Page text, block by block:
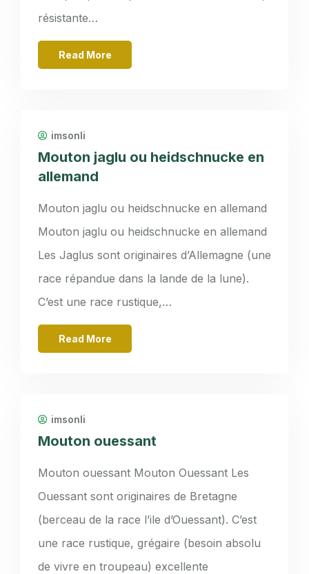
résistante…
Read More
imsonli
Mouton jaglu ou heidschnucke en
allemand
Mouton jaglu ou heidschnucke en allemand
Mouton jaglu ou heidschnucke en allemand
Les Jaglus sont originaires d’Allemagne (une
race répandue dans la lande de la lune).
C’est une race rustique,…
Read More
imsonli
Mouton ouessant
Mouton ouessant Mouton Ouessant Les
Ouessant sont originaires de Bretagne
(berceau de la race l’ile d’Ouessant). C’est
une race rustique, grégaire (besoin absolu
de vivre en troupeau) excellente